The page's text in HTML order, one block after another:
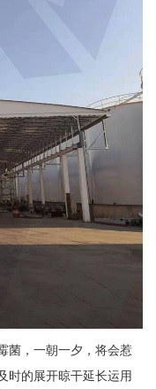
菌，一朝一夕，将会惹
时的展开晾干延长运用